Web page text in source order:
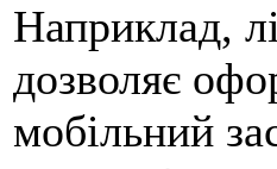
Наприклад,
дозволяє
мобільний